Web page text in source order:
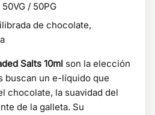
50VG / 50PG
de chocolate,
Salts 10ml son la elección
buscan un e-líquido que
chocolate, la suavidad del
de la galleta. Su